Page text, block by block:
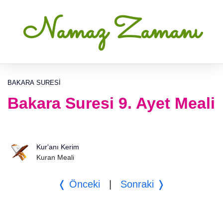
Namaz Zamanı
BAKARA SURESI
Bakara Suresi 9. Ayet Meali
Kur'anı Kerim
Kuran Meali
❬ Önceki Sonraki ❭